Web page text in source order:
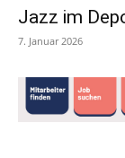
Jazz im
7. Januar 2026